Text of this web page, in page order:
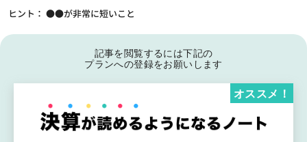
ヒント： ●●が非常に短いこと
記事を閲覧するには下記の
プランへの登録をお願いします
オススメ！